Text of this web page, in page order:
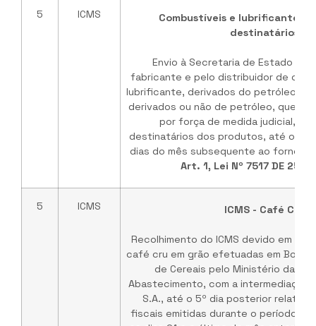
5 ICMS
Combustíveis e lubrificantes -
destinatários
Envio à Secretaria de Estado da
fabricante e pelo distribuidor de
lubrificante, derivados do petróleo,
derivados ou não de petróleo, que
por força de medida judicial, da
destinatários dos produtos, até os
dias do mês subsequente ao
Art. 1, Lei Nº 7517 DE 25/
5 ICMS ICMS - Café Cru
Recolhimento do ICMS devido em
café cru em grão efetuadas em Bolsa
de Cereais pelo Ministério da
Abastecimento, com a intermediação
S.A., até o 5º dia posterior
fiscais emitidas durante o período